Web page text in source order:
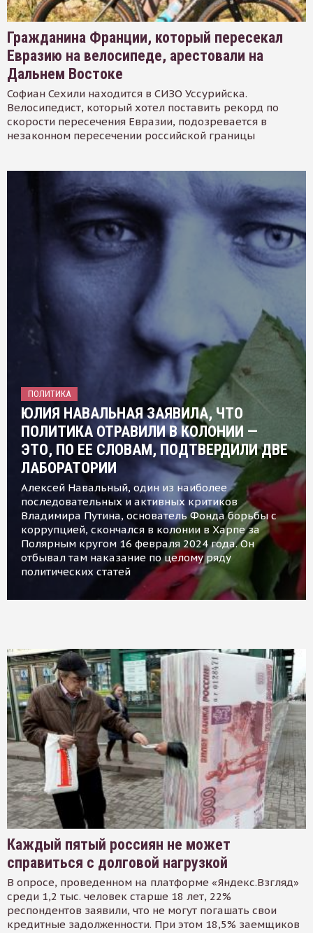
Гражданина Франции, который пересекал
Евразию на велосипеде, арестовали на
Дальнем Востоке
Софиан Сехили находится в СИЗО Уссурийска.
Велосипедист, который хотел поставить рекорд по
скорости пересечения Евразии, подозревается в
незаконном пересечении российской границы
ПОЛИТИКА
ЮЛИЯ НАВАЛЬНАЯ ЗАЯВИЛА, ЧТО
ПОЛИТИКА ОТРАВИЛИ В КОЛОНИИ —
ЭТО, ПО ЕЕ СЛОВАМ, ПОДТВЕРДИЛИ ДВЕ
ЛАБОРАТОРИИ
Алексей Навальный, один из наиболее
последовательных и активных критиков
Владимира Путина, основатель Фонда борьбы с
коррупцией, скончался в колонии в Харпе за
Полярным кругом 16 февраля 2024 года. Он
отбывал там наказание по целому ряду
политических статей
Каждый пятый россиян не может
справиться с долговой нагрузкой
В опросе, проведенном на платформе «Яндекс.Взгляд»
среди 1,2 тыс. человек старше 18 лет, 22%
респондентов заявили, что не могут погашать свои
кредитные задолженности. При этом 18,5% заемщиков